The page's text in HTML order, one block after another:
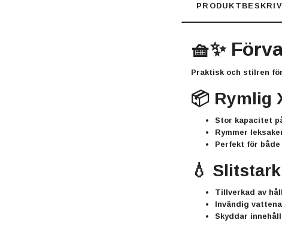
🧺✨
Praktisk och stilren
📦 Rymlig
Stor kapacitet
Rymmer
Perfekt för både
💧
Tillverkad av
Invändig
Skyddar